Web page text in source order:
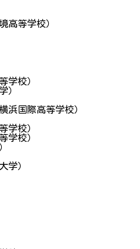
等学校）
学校）
）
国際高等学校）
学校）
学校）
学）